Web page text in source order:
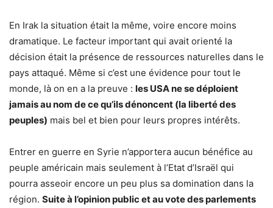
En Irak la situation était la même, voire encore moins
dramatique. Le facteur important qui avait orienté la
décision était la présence de ressources naturelles dans le
pays attaqué. Même si c’est une évidence pour tout le
monde, là on en a la preuve : les USA ne se déploient
jamais au nom de ce qu’ils dénoncent (la liberté des
peuples) mais bel et bien pour leurs propres intérêts.
Entrer en guerre en Syrie n’apportera aucun bénéfice au
peuple américain mais seulement à l’Etat d’Israël qui
pourra asseoir encore un peu plus sa domination dans la
région. Suite à l’opinion public et au vote des parlements